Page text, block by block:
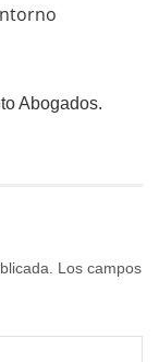
Abogados.
Los campos